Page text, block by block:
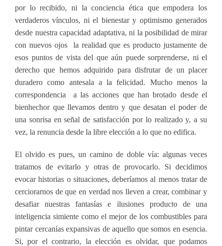
por lo recibido, ni la conciencia ética que empodera los
verdaderos vínculos, ni el bienestar y optimismo generados
desde nuestra capacidad adaptativa, ni la posibilidad de mirar
con nuevos ojos la realidad que es producto justamente de
esos puntos de vista del que aún puede sorprenderse, ni el
derecho que hemos adquirido para disfrutar de un placer
duradero como antesala a la felicidad. Mucho menos la
correspondencia a las acciones que han brotado desde el
bienhechor que llevamos dentro y que desatan el poder de
una sonrisa en señal de satisfacción por lo realizado y, a su
vez, la renuncia desde la libre elección a lo que no edifica.
El olvido es pues, un camino de doble vía: algunas veces
tratamos de evitarlo y otras de provocarlo. Si decidimos
evocar historias o situaciones, deberíamos al menos tratar de
cerciorarnos de que en verdad nos lleven a crear, combinar y
desafiar nuestras fantasías e ilusiones producto de una
inteligencia simiente como el mejor de los combustibles para
pintar cercanías expansivas de aquello que somos en esencia.
Si, por el contrario, la elección es olvidar, que podamos